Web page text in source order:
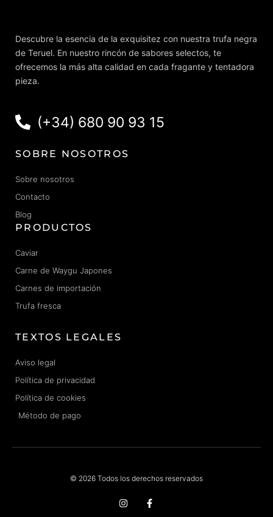
mism
a
inten
sidad
,
com
plejid
que
tradi
l trufa
de
invier
rigur
osa y
una
contr
desd
cocin
dese
an
mant
sus
Descubre la esencia de la exquisitez con nuestra trufa negra
de Teruel. En nuestro rincón de sabores selectos, te
ofrecemos la más alta calidad en cada fragante y tentadora
pieza.
(+34) 680 90 93 15
SOBRE NOSOTROS
Sobre nosotros
Contacto
Blog
PRODUCTOS
Caviar
Carne de Waygu Japones
Carnes de importación
Trufa fresca
TEXTOS LEGALES
Aviso legal
Política de privacidad
Política de cookies
Método de pago
© 2026 Todos los derechos reservados
n
s
a
c